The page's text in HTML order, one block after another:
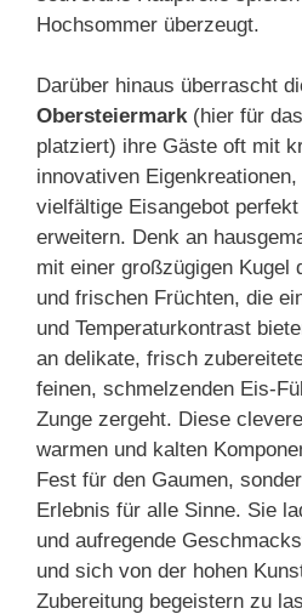
Hochsommer überzeugt.
Darüber hinaus überrascht
Obersteiermark(hier für
platziert) ihre Gäste oft mit
innovativen
vielfältige Eisangebot
erweitern. Denk an
mit einer großzügigen Kugel
und frischen Früchten, die
und Temperaturkontrast
an delikate, frisch
feinen, schmelzenden Eis-
Zunge zergeht. Diese
warmen und kalten
Fest für den Gaumen,
Erlebnis für alle Sinne. Sie
und aufregende
und sich von der hohen
Zubereitung begeistern zu